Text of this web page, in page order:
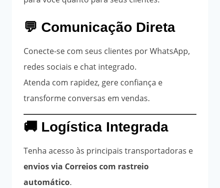
💬 Comunicação Direta
Conecte-se com seus clientes por WhatsApp,
redes sociais e chat integrado.
Atenda com rapidez, gere confiança e
transforme conversas em vendas.
🚚 Logística Integrada
Tenha acesso às principais transportadoras e
envios via Correios com rastreio
automático.